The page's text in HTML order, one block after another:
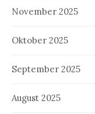
November 2025
Oktober 2025
September 2025
August 2025